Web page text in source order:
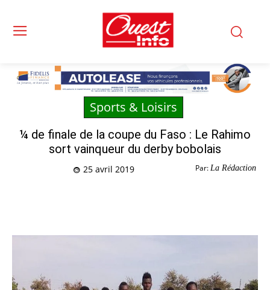
Sports & Loisirs
¼ de finale de la coupe du Faso : Le Rahimo
sort vainqueur du derby bobolais
Par: La Rédaction
25 avril 2019